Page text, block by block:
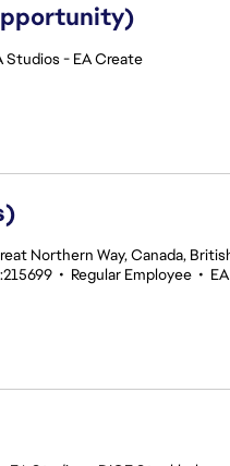
Studios - EA Create
Northern Way, Canada,
• Regular Employee •